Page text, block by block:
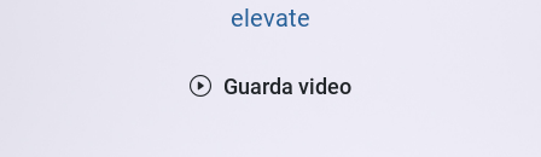
elevate
Guarda video